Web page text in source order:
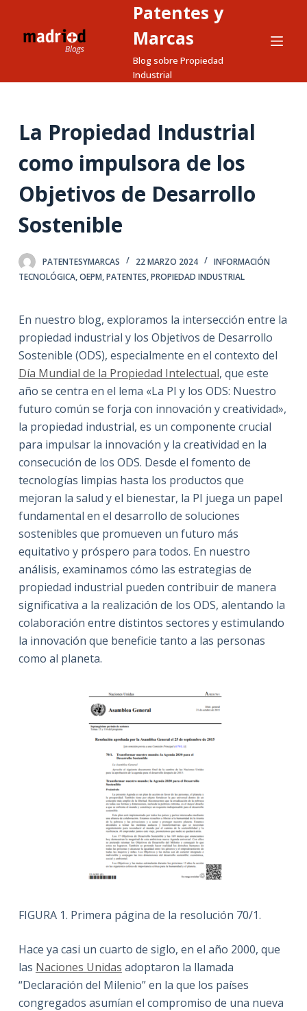
a
n
e
Patentes y
Marcas
Blog sobre Propiedad
Industrial
La Propiedad Industrial
como impulsora de los
Objetivos de Desarrollo
Sostenible
PATENTESYMARCAS 22 MARZO 2024
INFORMACIÓN
TECNOLÓGICA,OEPM,PATENTES,PROPIEDAD INDUSTRIAL
En nuestro blog, exploramos la intersección entre la
propiedad industrial y los Objetivos de Desarrollo
Sostenible (ODS), especialmente en el contexto del
Día Mundial de la Propiedad Intelectual, que este
año se centra en el lema «La PI y los ODS: Nuestro
futuro común se forja con innovación y creatividad»,
la propiedad industrial, es un componente crucial
para impulsar la innovación y la creatividad en la
consecución de los ODS. Desde el fomento de
tecnologías limpias hasta los productos que
mejoran la salud y el bienestar, la PI juega un papel
fundamental en el desarrollo de soluciones
sostenibles que promueven un futuro más
equitativo y próspero para todos. En nuestro
análisis, examinamos cómo las estrategias de
propiedad industrial pueden contribuir de manera
significativa a la realización de los ODS, alentando la
colaboración entre distintos sectores y estimulando
la innovación que beneficie tanto a las personas
como al planeta.
FIGURA 1. Primera página de la resolución 70/1.
Hace ya casi un cuarto de siglo, en el año 2000, que
las Naciones Unidas adoptaron la llamada
“Declaración del Milenio” en la que los países
congregados asumían el compromiso de una nueva